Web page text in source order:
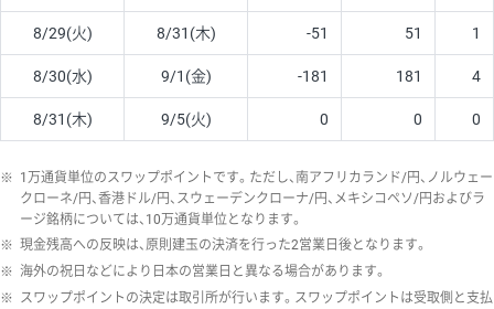
8/29(火) 8/31(木) -51 51 1
8/30(水) 9/1(金) -181 181 4
8/31(木) 9/5(火) 0 0 0
※ 1万通貨単位のスワップポイントです。ただし、南アフリカランド/円、ノルウェー
クローネ/円、香港ドル/円、スウェーデンクローナ/円、メキシコペソ/円およびラ
ージ銘柄については、10万通貨単位となります。
※ 現金残高への反映は、原則建玉の決済を行った2営業日後となります。
※ 海外の祝日などにより日本の営業日と異なる場合があります。
※ スワップポイントの決定は取引所が行います。スワップポイントは受取側と支払